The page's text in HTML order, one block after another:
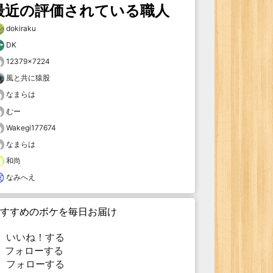
近の評価されている職人
dokiraku
DK
12379×7224
風と共に猿股
なまらは
むー
Wakegi177674
なまらは
和尚
なみへえ
すめのボケを毎日お届け
いいね！する
ォローする
フォローする